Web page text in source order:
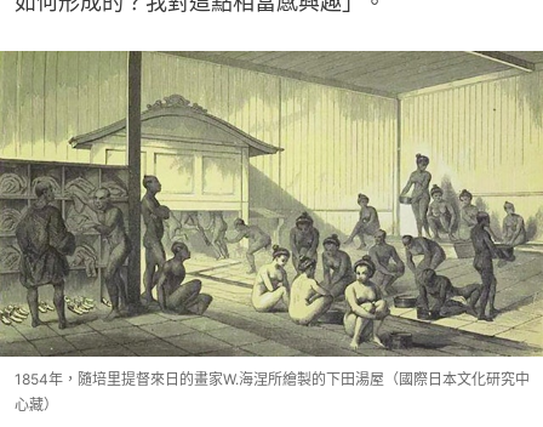
1854年，隨培里提督來日的畫家W.海涅所繪製的下田湯屋（國際日本文化研究中
心藏）